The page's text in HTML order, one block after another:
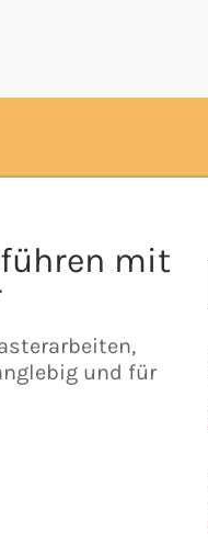
mit
und für